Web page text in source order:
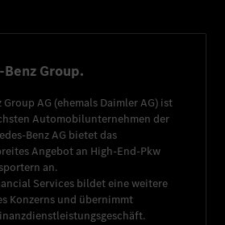
Group.
Group AG (ehemals Daimler AG) ist
Automobilunternehmen der
Benz AG bietet das
Angebot an High-End-Pkw
an.
Services bildet eine weitere
Konzerns und übernimmt